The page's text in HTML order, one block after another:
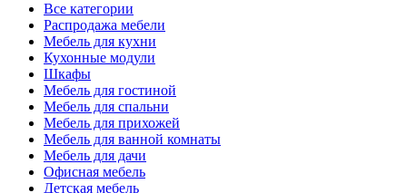
Все категории
Распродажа мебели
Мебель для кухни
Кухонные модули
Шкафы
Мебель для гостиной
Мебель для спальни
Мебель для прихожей
Мебель для ванной комнаты
Мебель для дачи
Офисная мебель
Детская мебель